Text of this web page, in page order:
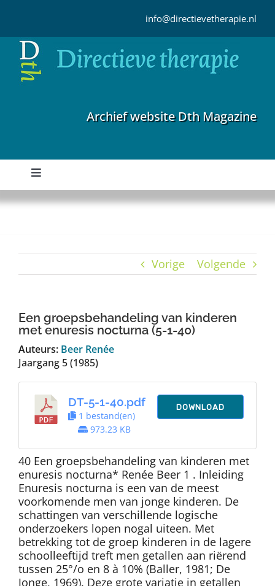
inhoud
info@directievetherapie.nl
Archief website Dth Magazine
Toggle
Navigation
Home
TDT Overzicht
Over Dth
Contact
Vorige Volgende
Een groepsbehandeling van kinderen
met enuresis nocturna (5-1-40)
Auteurs: Beer Renée
Jaargang 5 (1985)
DT-5-1-40.pdf
1 bestand(en)
973.23 KB
DOWNLOAD
40 Een groepsbehandeling van kinderen met
enuresis nocturna* Renée Beer 1 . Inleiding
Enuresis nocturna is een van de meest
voorkomende men van jonge kinderen. De
schattingen van verschillende logische
onderzoekers lopen nogal uiteen. Met
betrekking tot de groep kinderen in de lagere
schoolleeftijd treft men getallen aan riërend
tussen 25°/o en 8 à 10% (Baller, 1981; De
Jonge, 1969). Deze grote variatie in getallen